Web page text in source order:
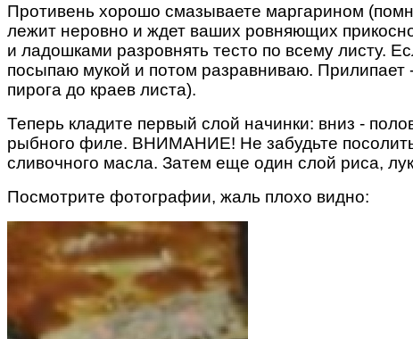
Противень хорошо смазываете маргарином
лежит неровно и ждет ваших ровняющих
и ладошками разровнять тесто по всему листу.
посыпаю мукой и потом разравниваю.
пирога до краев листа).
Теперь кладите первый слой начинки: вниз -
рыбного филе. ВНИМАНИЕ! Не забудьте посолить
сливочного масла. Затем еще один слой риса,
Посмотрите фотографии, жаль плохо видно: